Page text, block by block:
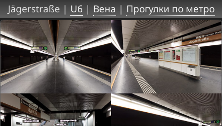
Jägerstraße | U6 | Вена | Прогулки по метро